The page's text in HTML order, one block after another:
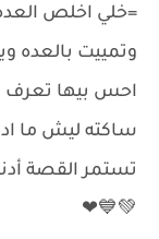
=خلي اخلص
وتمييت بالعده
احس بيها تعرف
ساكته ليش ما
تستمر القصة
💚💙❤